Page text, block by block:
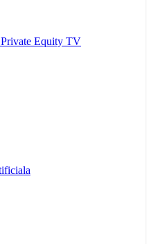
Private Equity TV